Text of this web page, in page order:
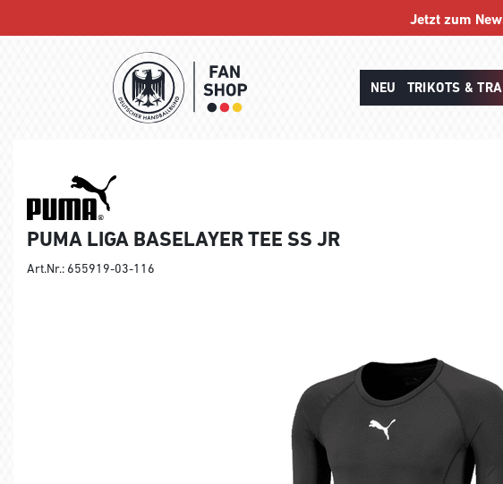
Jetzt zum
NEU TRIKOTS &
PUMA LIGA BASELAYER TEE SS JR
Art.Nr.: 655919-03-116